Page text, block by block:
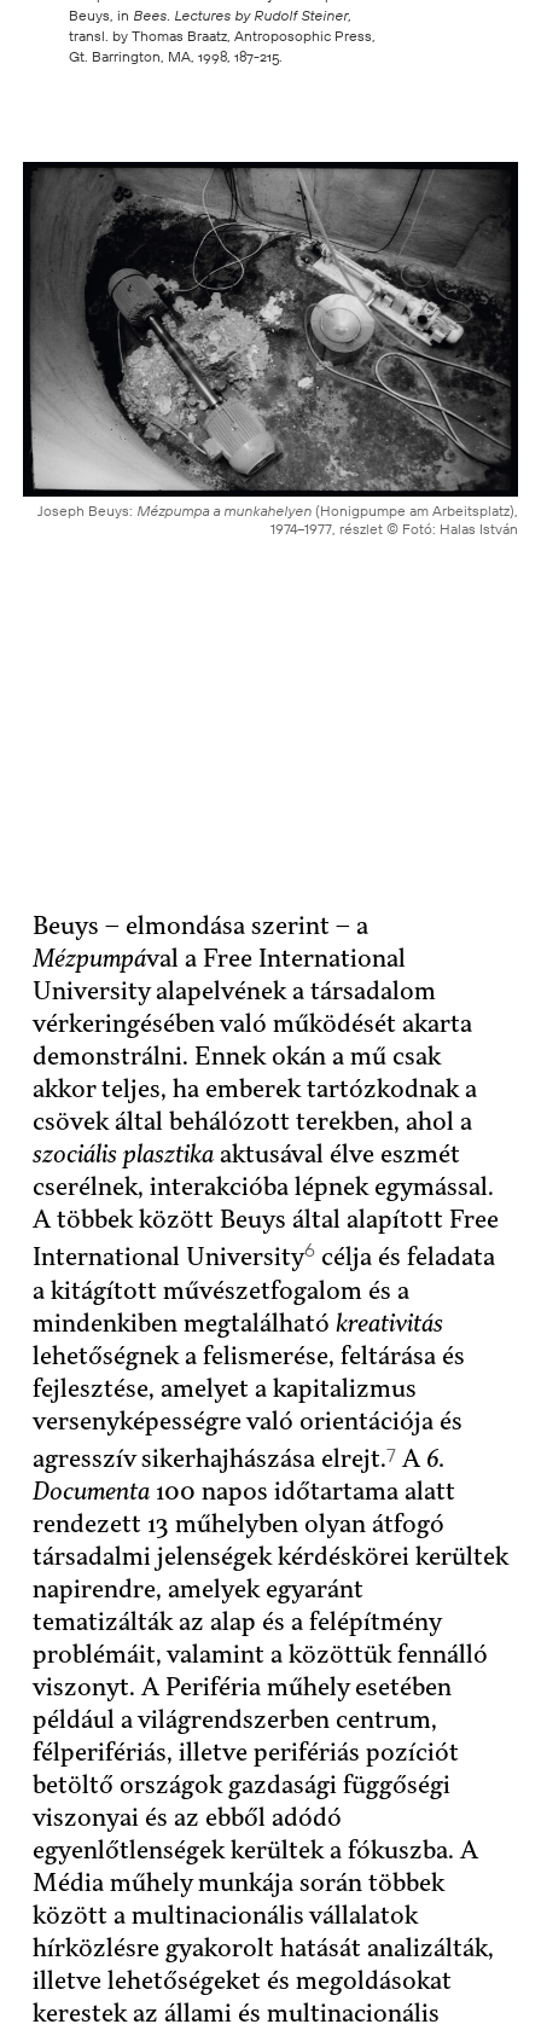
Beuys, in Bees. Lectures by Rudolf Steiner,
transl. by Thomas Braatz, Antroposophic Press,
Gt. Barrington, MA, 1998, 187-215.
Joseph Beuys: Mézpumpa a munkahelyen (Honigpumpe am Arbeitsplatz),
1974–1977, részlet © Fotó: Halas István
Beuys – elmondása szerint – a
Mézpumpával a Free International
University alapelvének a társadalom
vérkeringésében való működését akarta
demonstrálni. Ennek okán a mű csak
akkor teljes, ha emberek tartózkodnak a
csövek által behálózott terekben, ahol a
szociális plasztikaaktusával élve eszmét
cserélnek, interakcióba lépnek egymással.
A többek között Beuys által alapított Free
International University6célja és feladata
a kitágított művészetfogalom és a
mindenkiben megtalálható kreativitás
lehetőségnek a felismerése, feltárása és
fejlesztése, amelyet a kapitalizmus
versenyképességre való orientációja és
agresszív sikerhajhászása elrejt.7A6.
Documenta100 napos időtartama alatt
rendezett 13 műhelyben olyan átfogó
társadalmi jelenségek kérdéskörei kerültek
napirendre, amelyek egyaránt
tematizálták az alap és a felépítmény
problémáit, valamint a közöttük fennálló
viszonyt. A Periféria műhely esetében
például a világrendszerben centrum,
félperifériás, illetve perifériás pozíciót
betöltő országok gazdasági függőségi
viszonyai és az ebből adódó
egyenlőtlenségek kerültek a fókuszba. A
Média műhely munkája során többek
között a multinacionális vállalatok
hírközlésre gyakorolt hatását analizálták,
illetve lehetőségeket és megoldásokat
kerestek az állami és multinacionális